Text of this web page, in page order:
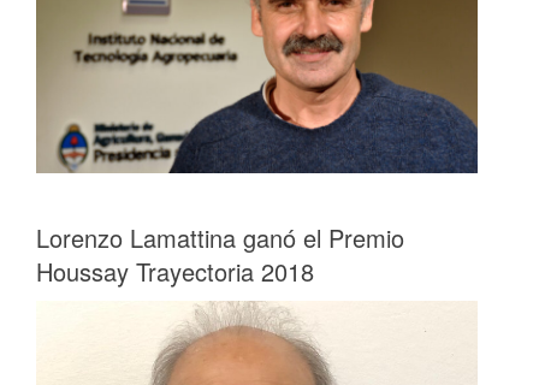
Lorenzo Lamattina ganó el Premio
Houssay Trayectoria 2018